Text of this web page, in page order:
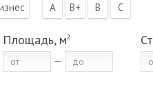
A B+ B C
Площадь, м2